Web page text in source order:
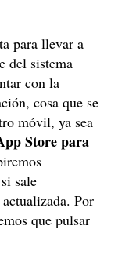
para llevar a
del sistema
con la
cosa que se
móvil, ya sea
Store para
sale
Por
que pulsar